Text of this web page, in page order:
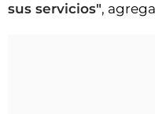
sus servicios",